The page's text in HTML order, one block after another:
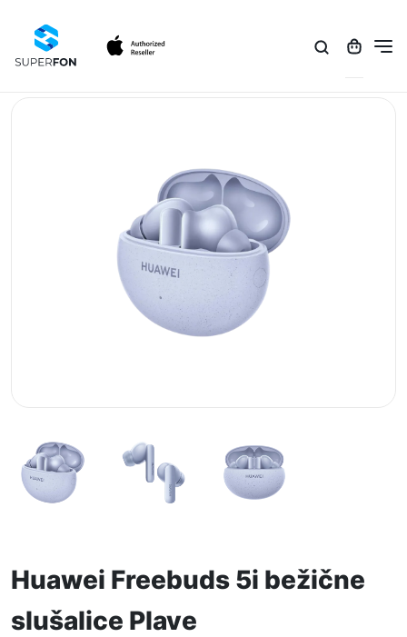
Huawei Freebuds 5i bežične
slušalice Plave